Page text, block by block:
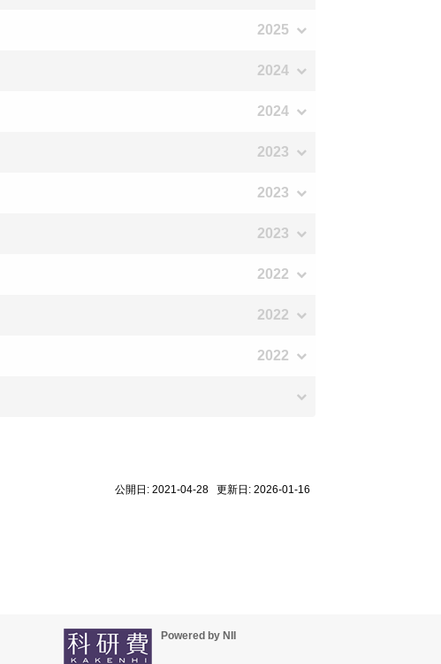
2025
2024
2024
2023
2023
2023
2022
2022
2022
公開日: 2021-04-28 更新日: 2026-01-16
Powered by NII